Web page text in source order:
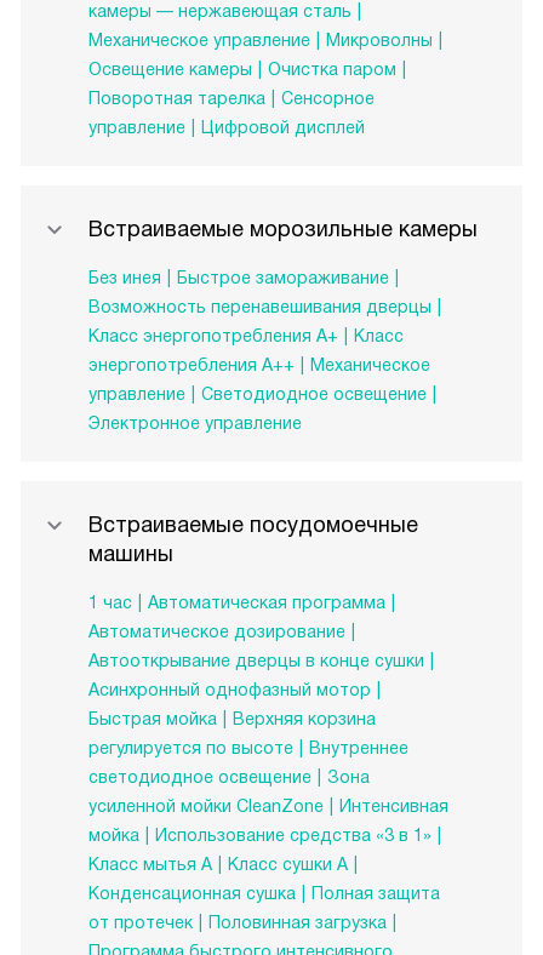
камеры — нержавеющая сталь
Механическое управление
Микроволны
Освещение камеры
Очистка паром
Поворотная тарелка
Сенсорное
управление
Цифровой дисплей
Встраиваемые морозильные камеры
Без инея
Быстрое замораживание
Возможность перенавешивания дверцы
Класс энергопотребления А+
Класс
энергопотребления А++
Механическое
управление
Светодиодное освещение
Электронное управление
Встраиваемые посудомоечные
машины
1 час
Автоматическая программа
Автоматическое дозирование
Автооткрывание дверцы в конце сушки
Асинхронный однофазный мотор
Быстрая мойка
Верхняя корзина
регулируется по высоте
Внутреннее
светодиодное освещение
Зона
усиленной мойки CleanZone
Интенсивная
мойка
Использование средства «3 в 1»
Класс мытья A
Класс сушки A
Конденсационная сушка
Полная защита
от протечек
Половинная загрузка